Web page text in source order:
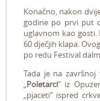
Konačno, nakon
godine po prvi put
uglavnom kao gosti.
60 dječjih klapa.
po redu Festival
Tada je na
„Poletarci“ iz
„pjaceti“ ispred